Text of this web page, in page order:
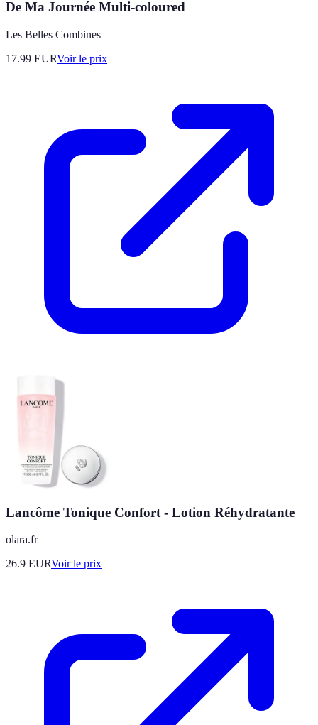
De Ma Journée Multi-coloured
Les Belles Combines
17.99 EURVoir le prix
Lancôme Tonique Confort - Lotion Réhydratante
olara.fr
26.9 EURVoir le prix